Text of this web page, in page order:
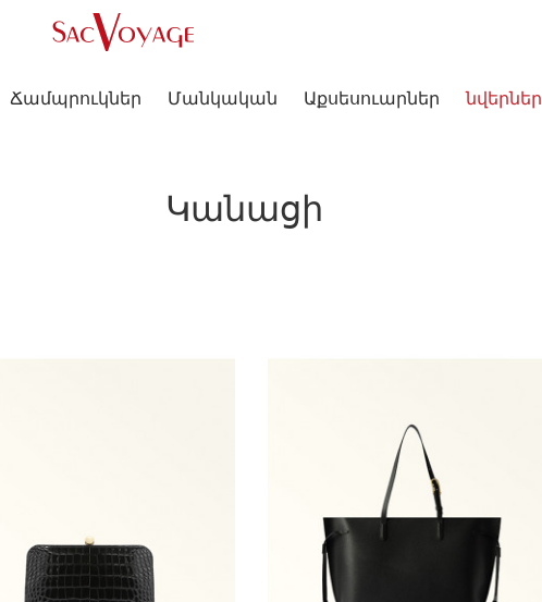
Ճամպրուկներ Մանկական Աքսեսուարներ նվերներ
Կանացի